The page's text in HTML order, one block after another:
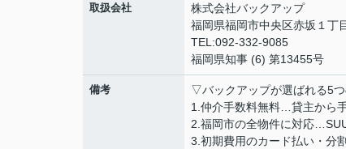
取扱会社
株式会社バックアップ
福岡県福岡市中央区赤坂１丁
TEL:092-332-9085
福岡県知事 (6) 第13455号
備考
▽バックアップが選ばれる5
1.仲介手数料無料…貸主から
2.福岡市の全物件に対応
3.初期費用のカード払い・分